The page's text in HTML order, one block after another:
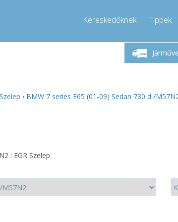
Kereskedőknek Tippek
9-17
Hívjon!
› BMW 7 series E65 (01-09) Sedan 730 d /
: EGR Szelep